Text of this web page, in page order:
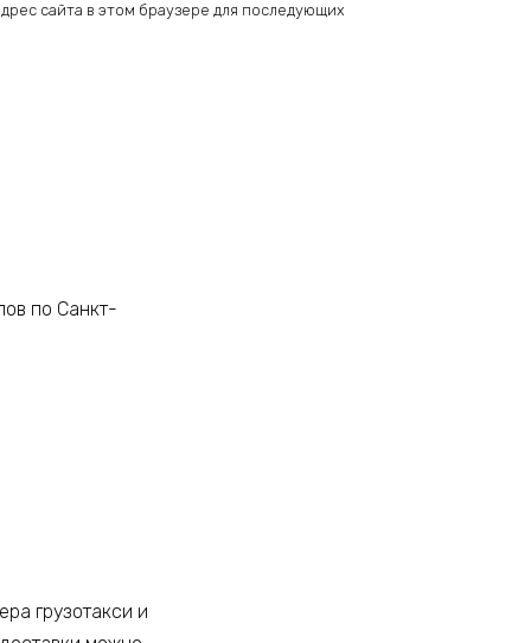
сайта в этом браузере для последующих
по Санкт-
грузотакси и